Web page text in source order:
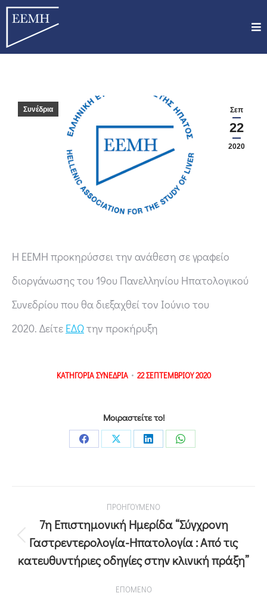
Σεπ
22
2020
Συνέδρια
Η ΕΕΜΗ προκηρύσσει την ανάθεση σε γραφείο
διοργάνωσης του 19ου Πανελληνίου Ηπατολογικού
Συνεδρίου που θα διεξαχθεί τον Ιούνιο του
2020. Δείτε ΕΔΩτην προκήρυξη
ΚΑΤΗΓΟΡΙΑΣΥΝΕΔΡΙΑ 22 ΣΕΠΤΕΜΒΡΙΟΥ 2020
Μοιραστείτε το!
ΠΡΟΗΓΟΥΜΕΝΟ
7η Επιστημονική Ημερίδα “Σύγχρονη
Γαστρεντερολογία-Ηπατολογία : Από τις
κατευθυντήριες οδηγίες στην κλινική πράξη”
ΕΠΟΜΕΝΟ